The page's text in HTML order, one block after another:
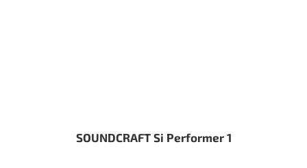
SOUNDCRAFT Si Performer 1